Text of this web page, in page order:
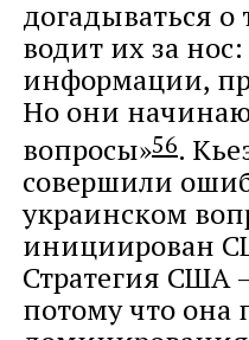
догадываться о
водит их за
информации,
Но они
вопросы»56.
совершили
украинском
инициирован
Стратегия США
потому что она